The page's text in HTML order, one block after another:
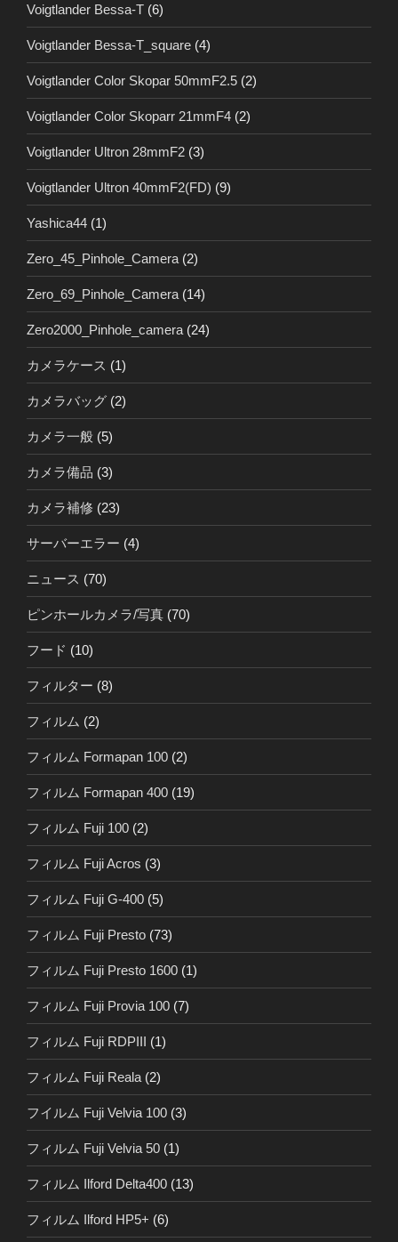
Voigtlander Bessa-T (6)
Voigtlander Bessa-T_square (4)
Voigtlander Color Skopar 50mmF2.5 (2)
Voigtlander Color Skoparr 21mmF4 (2)
Voigtlander Ultron 28mmF2 (3)
Voigtlander Ultron 40mmF2(FD) (9)
Yashica44 (1)
Zero_45_Pinhole_Camera (2)
Zero_69_Pinhole_Camera (14)
Zero2000_Pinhole_camera (24)
カメラケース (1)
カメラバッグ (2)
カメラ一般 (5)
カメラ備品 (3)
カメラ補修 (23)
サーバーエラー (4)
ニュース (70)
ピンホールカメラ/写真 (70)
フード (10)
フィルター (8)
フィルム (2)
フィルム Formapan 100 (2)
フィルム Formapan 400 (19)
フィルム Fuji 100 (2)
フィルム Fuji Acros (3)
フィルム Fuji G-400 (5)
フィルム Fuji Presto (73)
フィルム Fuji Presto 1600 (1)
フィルム Fuji Provia 100 (7)
フィルム Fuji RDPIII (1)
フィルム Fuji Reala (2)
フイルム Fuji Velvia 100 (3)
フィルム Fuji Velvia 50 (1)
フィルム Ilford Delta400 (13)
フィルム Ilford HP5+ (6)